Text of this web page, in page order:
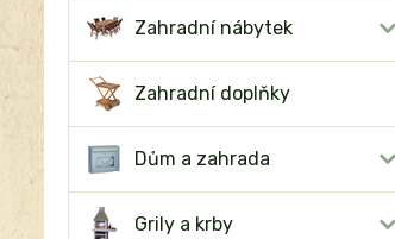
Zahradní nábytek
Zahradní doplňky
Dům a zahrada
Grily a krby